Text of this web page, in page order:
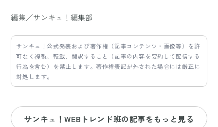
編集／サンキュ！編集部
サンキュ！公式発表および著作権（記事コンテンツ・画像等）を許
可なく複製、転載、翻訳すること（記事の内容を要約して配信する
行為を含む）を禁止します。著作権表記が外された場合には厳正に
対処します。
サンキュ！WEBトレンド班の記事をもっと見る